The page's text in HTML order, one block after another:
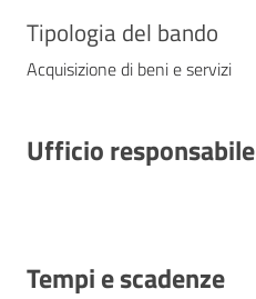
Tipologia del bando
Acquisizione di beni e servizi
Ufficio responsabile
Tempi e scadenze